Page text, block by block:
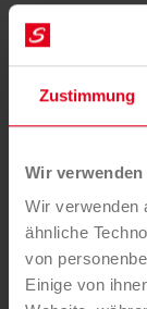
Zustimmung
Wir
Wir verwenden
ähnliche
von
Einige von
Ihre Vorteile
Kanälen
24h
Alles aus